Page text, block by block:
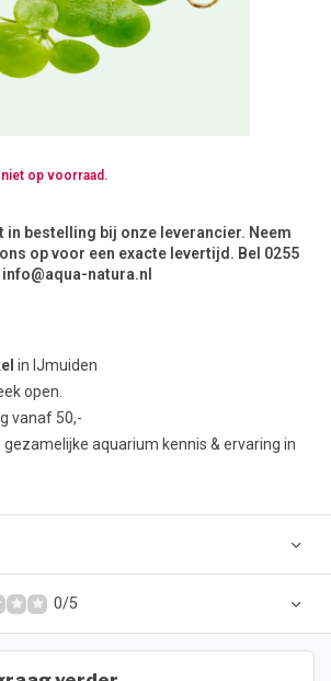
niet op voorraad.
in bestelling bij onze leverancier. Neem
op voor een exacte levertijd. Bel 0255
info@aqua-natura.nl
in IJmuiden
open.
vanaf 50,-
gezamelijke aquarium kennis & ervaring in
0/5